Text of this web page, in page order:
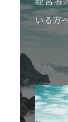
いる方